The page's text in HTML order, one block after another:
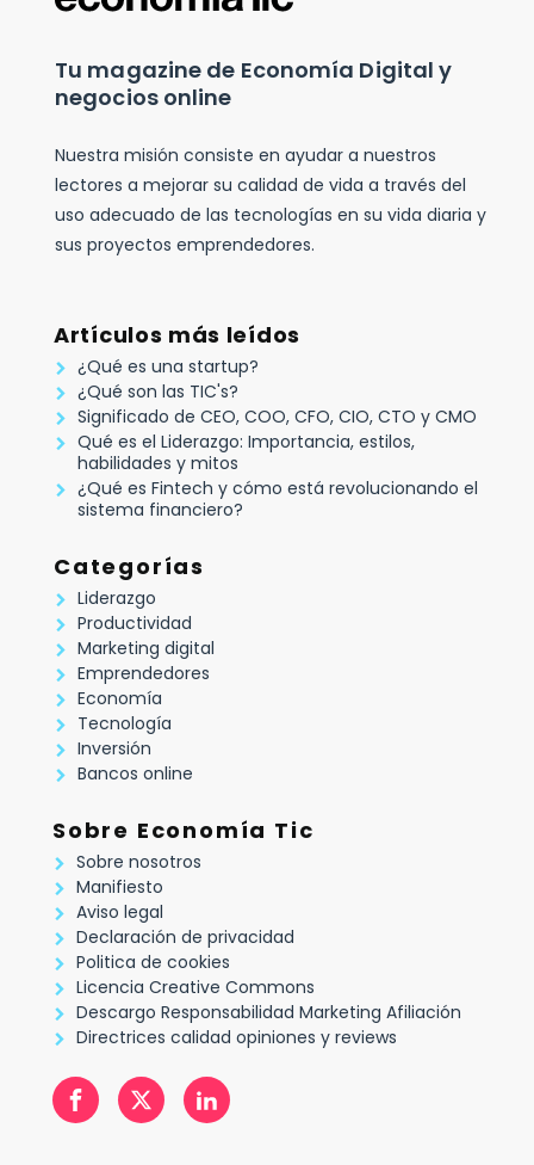
Tu magazine de Economía Digital y
negocios online
Nuestra misión consiste en ayudar a nuestros
lectores a mejorar su calidad de vida a través del
uso adecuado de las tecnologías en su vida diaria y
sus proyectos emprendedores.
Artículos más leídos
¿Qué es una startup?
¿Qué son las TIC's?
Significado de CEO, COO, CFO, CIO, CTO y CMO
Qué es el Liderazgo: Importancia, estilos,
habilidades y mitos
¿Qué es Fintech y cómo está revolucionando el
sistema financiero?
Categorías
Liderazgo
Productividad
Marketing digital
Emprendedores
Economía
Tecnología
Inversión
Bancos online
Sobre Economía Tic
Sobre nosotros
Manifiesto
Aviso legal
Declaración de privacidad
Politica de cookies
Licencia Creative Commons
Descargo Responsabilidad Marketing Afiliación
Directrices calidad opiniones y reviews